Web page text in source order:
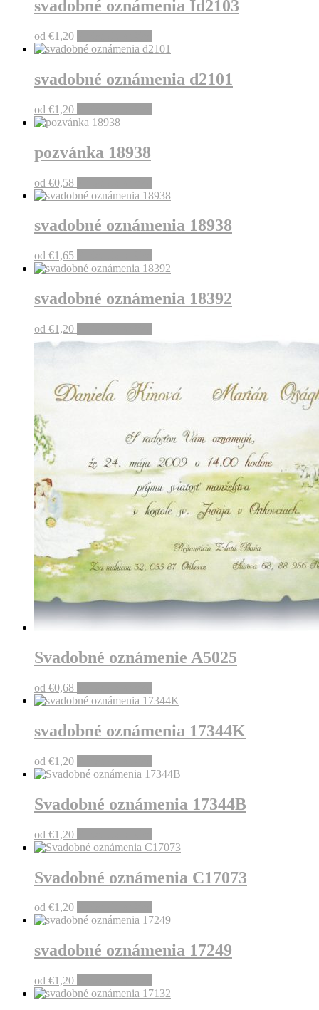
svadobné oznámenia Id2103
od €1,20
svadobné oznámenia d2101
od €1,20
pozvánka 18938
od €0,58
svadobné oznámenia 18938
od €1,65
svadobné oznámenia 18392
od €1,20
Svadobné oznámenie A5025
od €0,68
svadobné oznámenia 17344K
od €1,20
Svadobné oznámenia 17344B
od €1,20
Svadobné oznámenia C17073
od €1,20
svadobné oznámenia 17249
od €1,20